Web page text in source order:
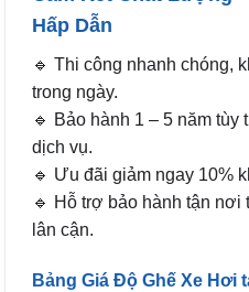
Hấp Dẫn
🔹 Thi công nhanh chóng,
trong ngày.
🔹 Bảo hành 1 – 5 năm
dịch vụ.
🔹 Ưu đãi giảm ngay 10%
🔹 Hỗ trợ bảo hành tận
lân cận.
Bảng Giá Độ Ghế Xe Hơi